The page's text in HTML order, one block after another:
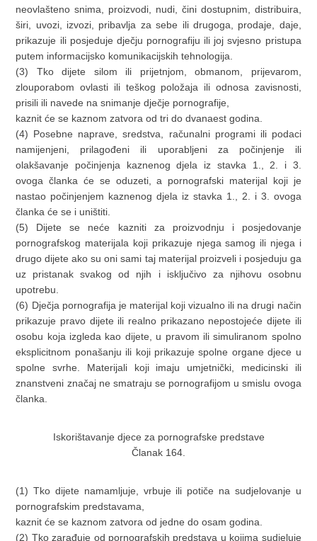
neovlašteno snima, proizvodi, nudi, čini dostupnim, distribuira,
širi, uvozi, izvozi, pribavlja za sebe ili drugoga, prodaje, daje,
prikazuje ili posjeduje dječju pornografiju ili joj svjesno pristupa
putem informacijsko komunikacijskih tehnologija.
(3) Tko dijete silom ili prijetnjom, obmanom, prijevarom,
zlouporabom ovlasti ili teškog položaja ili odnosa zavisnosti,
prisili ili navede na snimanje dječje pornografije,
kaznit će se kaznom zatvora od tri do dvanaest godina.
(4) Posebne naprave, sredstva, računalni programi ili podaci
namijenjeni, prilagođeni ili uporabljeni za počinjenje ili
olakšavanje počinjenja kaznenog djela iz stavka 1., 2. i 3.
ovoga članka će se oduzeti, a pornografski materijal koji je
nastao počinjenjem kaznenog djela iz stavka 1., 2. i 3. ovoga
članka će se i uništiti.
(5) Dijete se neće kazniti za proizvodnju i posjedovanje
pornografskog materijala koji prikazuje njega samog ili njega i
drugo dijete ako su oni sami taj materijal proizveli i posjeduju ga
uz pristanak svakog od njih i isključivo za njihovu osobnu
upotrebu.
(6) Dječja pornografija je materijal koji vizualno ili na drugi način
prikazuje pravo dijete ili realno prikazano nepostojeće dijete ili
osobu koja izgleda kao dijete, u pravom ili simuliranom spolno
eksplicitnom ponašanju ili koji prikazuje spolne organe djece u
spolne svrhe. Materijali koji imaju umjetnički, medicinski ili
znanstveni značaj ne smatraju se pornografijom u smislu ovoga
članka.
Iskorištavanje djece za pornografske predstave
Članak 164.
(1) Tko dijete namamljuje, vrbuje ili potiče na sudjelovanje u
pornografskim predstavama,
kaznit će se kaznom zatvora od jedne do osam godina.
(2) Tko zarađuje od pornografskih predstava u kojima sudjeluje